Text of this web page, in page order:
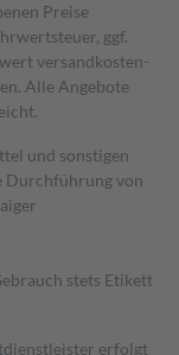
Preise
ggf.
versand­kosten­
Alle Angebote
und sonstigen
Durchführung von
stets Etikett
erfolgt